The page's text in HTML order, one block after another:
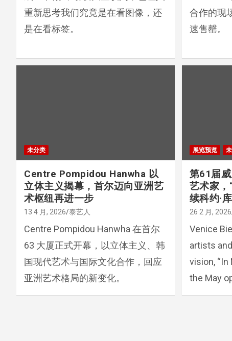
重新思考我们究竟是在看图像，还
是在看标签。
合作的现
速售罄。
未分类
Centre Pompidou Hanwha 以
立体主义揭幕，首尔迈向亚洲艺
术枢纽再进一步
13 4 月, 2026 泰艺人
Centre Pompidou Hanwha 在首尔
63 大厦正式开幕，以立体主义、韩
国现代艺术与国际文化合作，回应
亚洲艺术格局的新变化。
展览预览
第61届
艺术家
续科约·
26 2 月, 2026
Venice
artists
vision, “In
the May